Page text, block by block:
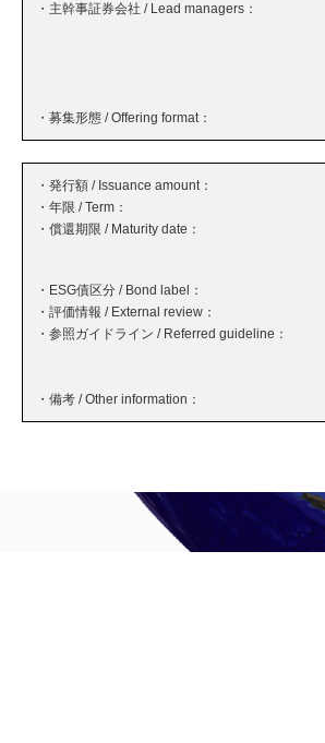
・主幹事証券会社 / Lead managers：
・募集形態 / Offering format：
・発行額 / Issuance amount：
・年限 / Term：
・償還期限 / Maturity date：
・ESG債区分 / Bond label：
・評価情報 / External review：
・参照ガイドライン / Referred guideline：
・備考 / Other information：